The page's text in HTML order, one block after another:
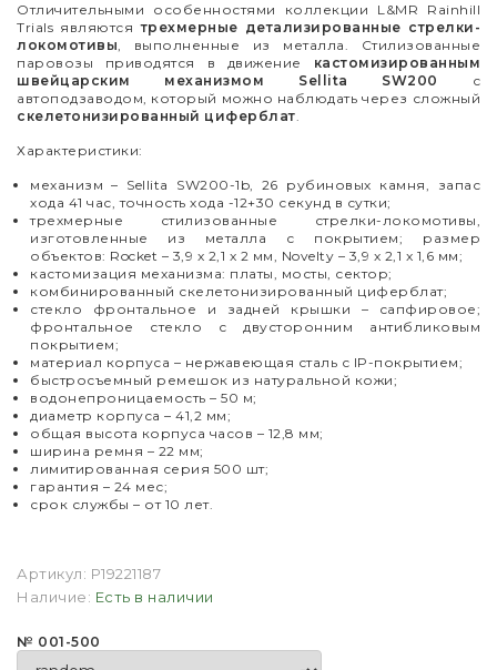
Отличительными особенностями коллекции L&MR Rainhill
Trials являютсятрехмерные детализированные стрелки-
локомотивы, выполненные из металла. Стилизованные
паровозы приводятся в движение кастомизированным
швейцарским механизмом Sellita SW200
с
автоподзаводом, который можно наблюдать через сложный
скелетонизированный циферблат.
Характеристики:
механизм– Sellita SW200-1b, 26 рубиновых камня, запас
хода 41 час, точность хода -12+30 секунд в сутки;
трехмерные стилизованные стрелки-локомотивы,
изготовленные из металла с покрытием; размер
объектов: Rocket – 3,9 x 2,1 x 2 мм, Novelty – 3,9 x 2,1 x 1,6 мм;
кастомизация механизма: платы, мосты, сектор;
комбинированный скелетонизированный циферблат;
стекло фронтальное и задней крышки – сапфировое;
фронтальное стекло с двусторонним антибликовым
покрытием;
материал корпуса – нержавеющая сталь с IP-покрытием;
быстросъемный ремешок из натуральной кожи;
водонепроницаемость – 50 м;
диаметр корпуса – 41,2 мм;
общая высота корпуса часов – 12,8 мм;
ширина ремня – 22 мм;
лимитированная серия 500 шт;
гарантия – 24 мес;
срок службы – от 10 лет.
Артикул: P19221187
Наличие: Есть в наличии
№ 001-500